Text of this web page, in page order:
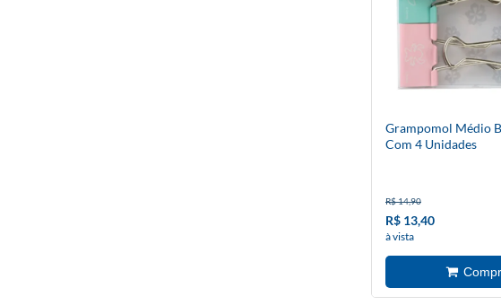
Grampomol Médio
Com 4 Unidades
R$ 14,90
R$ 13,40
à vista